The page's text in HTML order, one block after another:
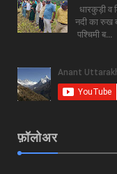
धारकुड़ी व
नदी का रुख
पश्चिमी ब...
फ़ॉलोअर